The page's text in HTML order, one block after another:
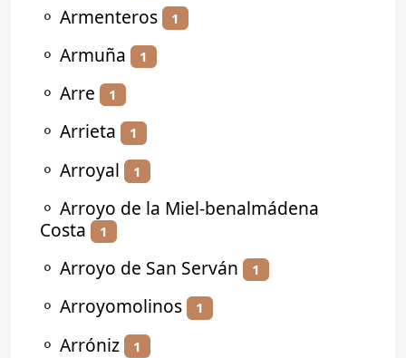
⚬ Armenteros 1
⚬ Armuña 1
⚬ Arre 1
⚬ Arrieta 1
⚬ Arroyal 1
⚬ Arroyo de la Miel-benalmádena
Costa
1
⚬ Arroyo de San Serván 1
⚬ Arroyomolinos 1
⚬ Arróniz 1